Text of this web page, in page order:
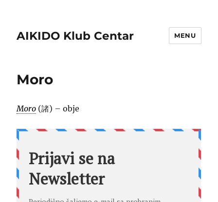
AIKIDO Klub Centar MENU
Moro
Moro (諸) – obje